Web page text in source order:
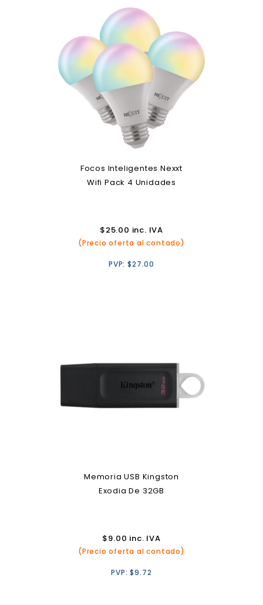
Focos Inteligentes Nexxt
Wifi Pack 4 Unidades
$25.00 inc. IVA
(Precio oferta al contado)
PVP:$27.00
Memoria USB Kingston
Exodia De 32GB
$9.00 inc. IVA
(Precio oferta al contado)
PVP:$9.72